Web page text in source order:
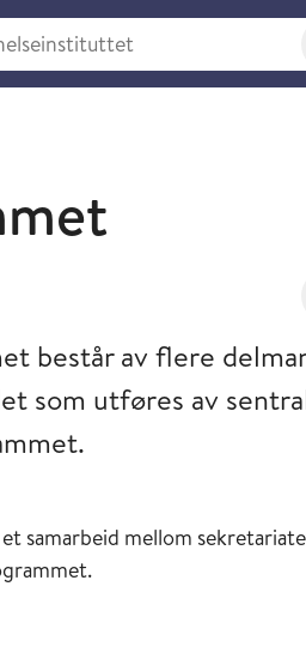
består av flere
som utføres av
samarbeid mellom